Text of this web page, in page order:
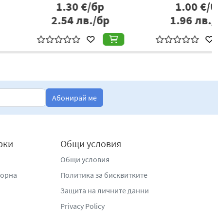
€/бр
лв./бр
Абонирай ме
Общи условия
Общи условия
Политика за бисквитките
Защита на личните данни
Privacy Policy